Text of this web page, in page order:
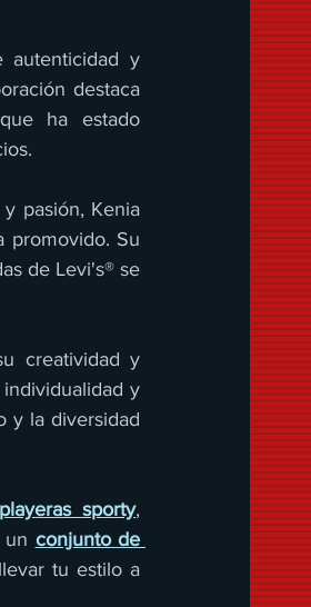
autenticidad y
destaca
ha estado
pasión, Kenia
promovido. Su
de Levi's® se
creatividad y
y
y la diversidad
playeras sporty
un conjunto de
tu estilo a